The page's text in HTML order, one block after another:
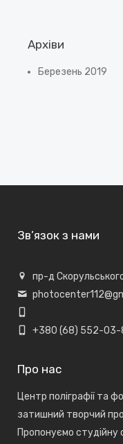
Архіви
Березень 2019
Зв’язок з нами
пр-д
+380 (68) 552-03-
Про нас
Центр поліграфії та
затишний творчий
Пропонуємо студійну